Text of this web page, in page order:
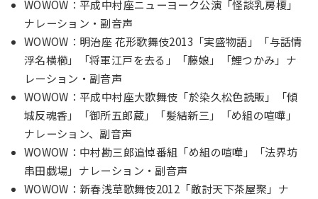
WOWOW：平成中村座ニューヨーク公演「怪談乳房榎」
ナレーション・副音声
WOWOW：明治座 花形歌舞伎2013「実盛物語」「与話情
浮名横櫛」「将軍江戸を去る」「藤娘」「鯉つかみ」ナ
レーション・副音声
WOWOW：平成中村座大歌舞伎「於染久松色読販」「傾
城反魂香」「御所五郎蔵」「髪結新三」「め組の喧嘩」
ナレーション、副音声
WOWOW：中村勘三郎追悼番組「め組の喧嘩」「法界坊
串田戯場」ナレーション・副音声
WOWOW：新春浅草歌舞伎2012「敵討天下茶屋聚」ナ